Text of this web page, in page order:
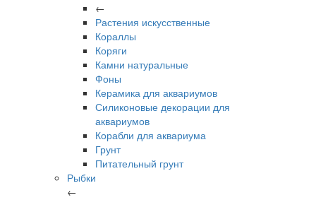
←
Растения искусственные
Кораллы
Коряги
Камни натуральные
Фоны
Керамика для аквариумов
Силиконовые декорации для
аквариумов
Корабли для аквариума
Грунт
Питательный грунт
Рыбки
←